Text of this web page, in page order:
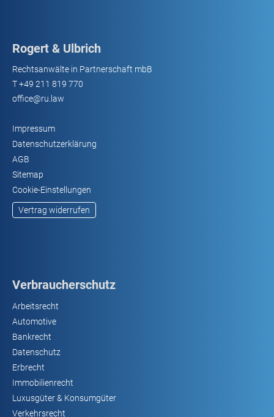
Rogert & Ulbrich
Rechtsanwälte in Partnerschaft mbB
T+49 211 819 770
office@ru.law
Impressum
Datenschutzerklärung
AGB
Sitemap
Cookie-Einstellungen
Vertrag widerrufen
Verbraucherschutz
Arbeitsrecht
Automotive
Bankrecht
Datenschutz
Erbrecht
Immobilienrecht
Luxusgüter & Konsumgüter
Verkehrsrecht